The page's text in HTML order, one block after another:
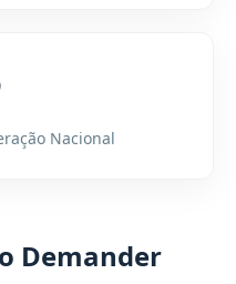
Nacional
Demander